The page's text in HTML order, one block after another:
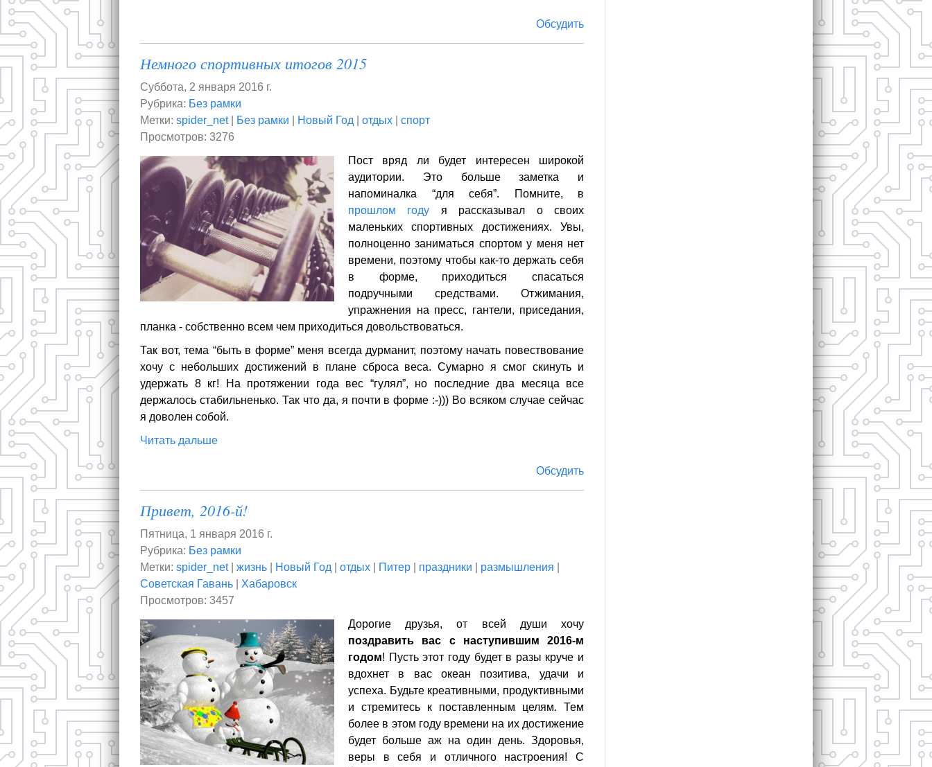
Обсудить
Немного спортивных итогов 2015
Суббота, 2 января 2016 г.
Рубрика: Без рамки
Метки: spider_net| Без рамки Новый Год отдых
спорт
Просмотров: 3276
Пост вряд ли будет интересен широкой
аудитории. Это больше заметка и
напоминалка “для себя”. Помните, в
прошлом году я рассказывал о своих
маленьких спортивных достижениях. Увы,
полноценно заниматься спортом у меня нет
времени, поэтому чтобы как-то держать себя
в форме, приходиться спасаться
подручными средствами. Отжимания,
упражнения на пресс, гантели, приседания,
планка - собственно всем чем приходиться довольствоваться.
Так вот, тема “быть в форме” меня всегда дурманит, поэтому начать повествование
хочу с небольших достижений в плане сброса веса. Сумарно я смог скинуть и
удержать 8 кг! На протяжении года вес “гулял”, но последние два месяца все
держалось стабильненько. Так что да, я почти в форме :-))) Во всяком случае сейчас
я доволен собой.
Читать дальше
Обсудить
Привет, 2016-й!
Пятница, 1 января 2016 г.
Рубрика: Без рамки
Метки: spider_net| жизнь Новый Год отдых Питер праздники размышления
Советская Гавань
Хабаровск
Просмотров: 3457
Дорогие друзья, от всей души хочу
поздравить вас с наступившим 2016-м
годом! Пусть этот году будет в разы круче и
вдохнет в вас океан позитива, удачи и
успеха. Будьте креативными, продуктивными
и стремитесь к поставленным целям. Тем
более в этом году времени на их достижение
будет больше аж на один день. Здоровья,
веры в себя и отличного настроения! С